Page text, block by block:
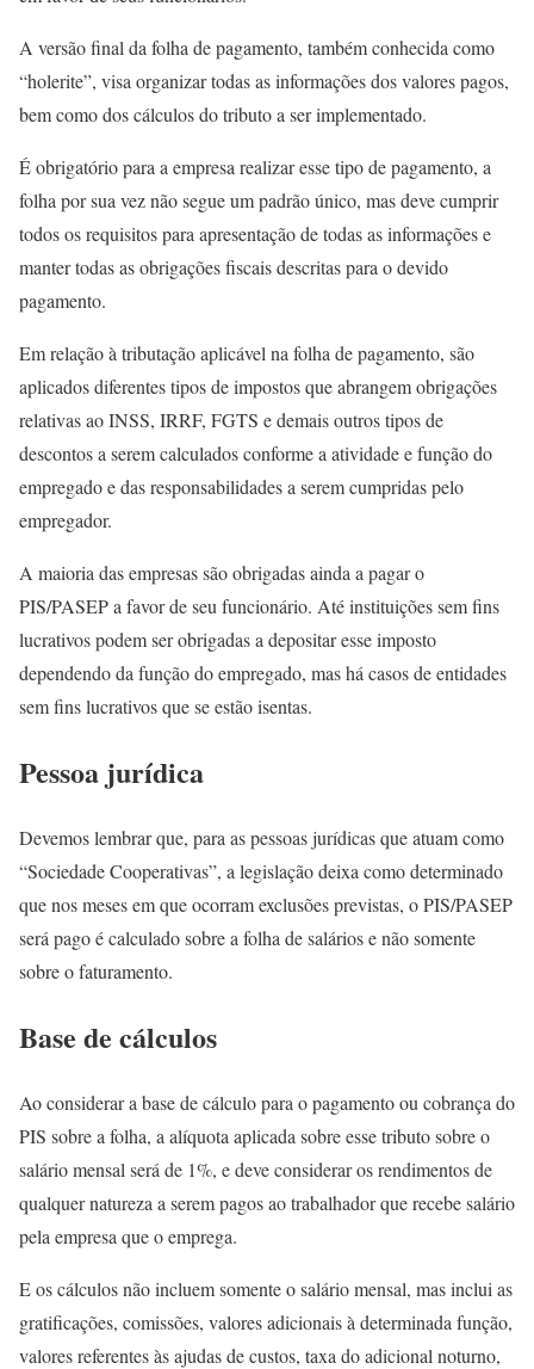
A versão final da folha de pagamento, também conhecida como
“holerite”, visa organizar todas as informações dos valores pagos,
bem como dos cálculos do tributo a ser implementado.
É obrigatório para a empresa realizar esse tipo de pagamento, a
folha por sua vez não segue um padrão único, mas deve cumprir
todos os requisitos para apresentação de todas as informações e
manter todas as obrigações fiscais descritas para o devido
pagamento.
Em relação à tributação aplicável na folha de pagamento, são
aplicados diferentes tipos de impostos que abrangem obrigações
relativas ao INSS, IRRF, FGTS e demais outros tipos de
descontos a serem calculados conforme a atividade e função do
empregado e das responsabilidades a serem cumpridas pelo
empregador.
A maioria das empresas são obrigadas ainda a pagar o
PIS/PASEP a favor de seu funcionário. Até instituições sem fins
lucrativos podem ser obrigadas a depositar esse imposto
dependendo da função do empregado, mas há casos de entidades
sem fins lucrativos que se estão isentas.
Pessoa jurídica
Devemos lembrar que, para as pessoas jurídicas que atuam como
“Sociedade Cooperativas”, a legislação deixa como determinado
que nos meses em que ocorram exclusões previstas, o PIS/PASEP
será pago é calculado sobre a folha de salários e não somente
sobre o faturamento.
Base de cálculos
Ao considerar a base de cálculo para o pagamento ou cobrança do
PIS sobre a folha, a alíquota aplicada sobre esse tributo sobre o
salário mensal será de 1%, e deve considerar os rendimentos de
qualquer natureza a serem pagos ao trabalhador que recebe salário
pela empresa que o emprega.
E os cálculos não incluem somente o salário mensal, mas inclui as
gratificações, comissões, valores adicionais à determinada função,
valores referentes às ajudas de custos, taxa do adicional noturno,